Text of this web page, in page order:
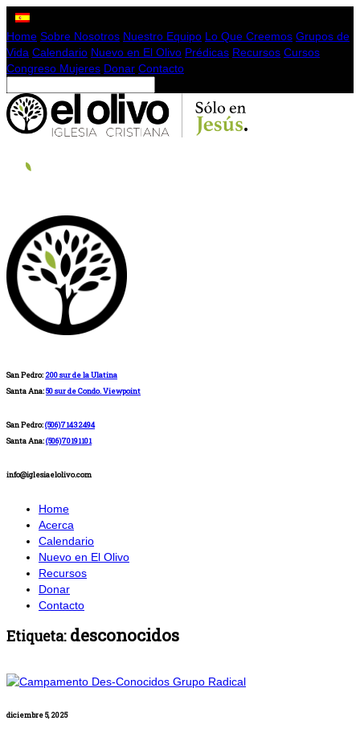
Home Sobre Nosotros Nuestro Equipo Lo Que Creemos Grupos de
Vida Calendario Nuevo en El Olivo Prédicas Recursos Cursos
Congreso Mujeres Donar Contacto
San Pedro: 200 sur de la Ulatina
Santa Ana:50 sur de Condo. Viewpoint
San Pedro:(506)71432494
Santa Ana:(506)70191101
info@iglesiaelolivo.com
Home
Acerca
Calendario
Nuevo en El Olivo
Recursos
Donar
Contacto
Etiqueta:desconocidos
diciembre 5, 2025